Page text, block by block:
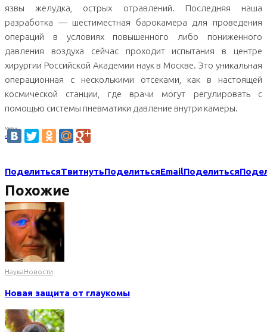
язвы желудка, острых отравлений. Последняя наша
разработка — шестиместная барокамера для проведения
операций в условиях повышенного либо пониженного
давления воздуха сейчас проходит испытания в центре
хирургии Российской Академии наук в Москве. Это уникальная
операционная с несколькими отсеками, как в настоящей
космической станции, где врачи могут регулировать с
помощью системы пневматики давление внутри камеры.
Метки
космос
ПоделитьсяТвитнутьПоделитьсяEmailПоделиться
Похожие
НаукаНовости
Новая защита от глаукомы